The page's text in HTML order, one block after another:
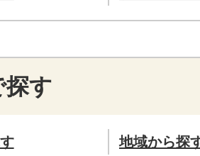
探す
地域から探